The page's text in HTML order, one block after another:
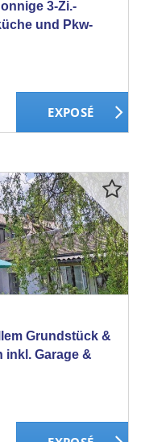
3-Zi.-
und Pkw-
Grundstück &
inkl. Garage &